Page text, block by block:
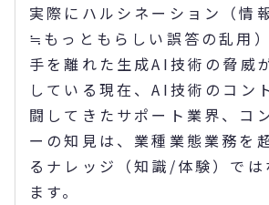
実際にハルシネーション（情
≒もっともらしい誤答の乱用
手を離れた生成AI技術の脅威
している現在、AI技術のコン
闘してきたサポート業界、コ
ーの知見は、業種業態業務を
るナレッジ（知識/体験）では
ます。